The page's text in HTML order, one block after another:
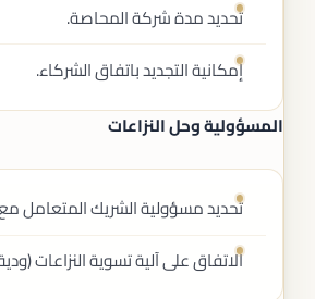
تحديد مدة شركة المحاصة.
إمكانية التجديد باتفاق الشركاء.
المسؤولية وحل النزاعات
تحديد مسؤولية الشريك المتعامل مع
الاتفاق على آلية تسوية النزاعات